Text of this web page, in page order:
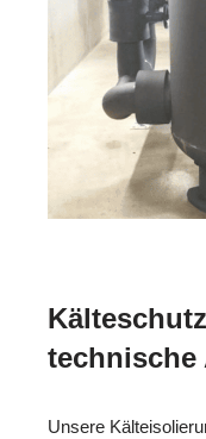
technische
Unsere